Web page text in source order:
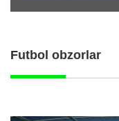
Futbol obzorlar